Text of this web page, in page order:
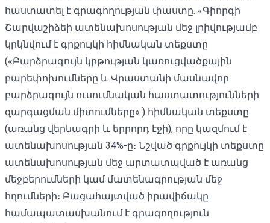
հաստատել է գրագողության փաստը. «Գիորգի
Շարվաշիձեի ատենախոսության մեջ լրիվությամբ
կրկնվում է գրքույկի հիմնական տեքստը
(«Բարձրագույն կրթության կառուցվածքային
բարեփոխումները և Վրաստանի մասնավոր
բարձրագույն ուսումնական հաստատությունների
զարգացման միտումները» ) հիմնական տեքստը
(առանց վերնագրի և երրորդ էջի), որը կազմում է
ատենախոսության 34%-ը։ Նշված գրքույկի տեքստը
ատենախոսության մեջ արտատպված է առանց
մեջբերումների կամ մատենագրության մեջ
հղումների։ Բացահայտված իրավիճակը
համապատասխանում է գրագողություն